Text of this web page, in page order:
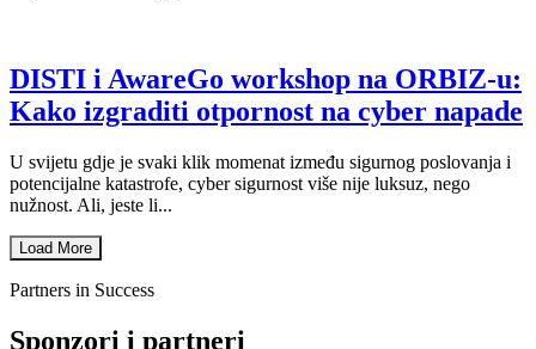
DISTI i AwareGo workshop na ORBIZ-u:
Kako izgraditi otpornost na cyber napade
U svijetu gdje je svaki klik momenat između sigurnog poslovanja i
potencijalne katastrofe, cyber sigurnost više nije luksuz, nego
nužnost. Ali, jeste li...
Load More
Partners in Success
Sponzori i partneri